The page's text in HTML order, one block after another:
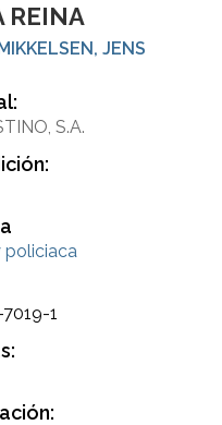
REINA
JENS
S.A.
policiaca
1